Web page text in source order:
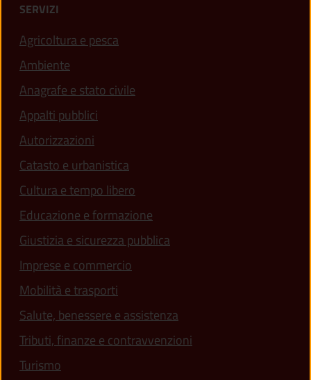
SERVIZI
Agricoltura e pesca
Ambiente
Anagrafe e stato civile
Appalti pubblici
Autorizzazioni
Catasto e urbanistica
Cultura e tempo libero
Educazione e formazione
Giustizia e sicurezza pubblica
Imprese e commercio
Mobilità e trasporti
Salute, benessere e assistenza
Tributi, finanze e contravvenzioni
Turismo